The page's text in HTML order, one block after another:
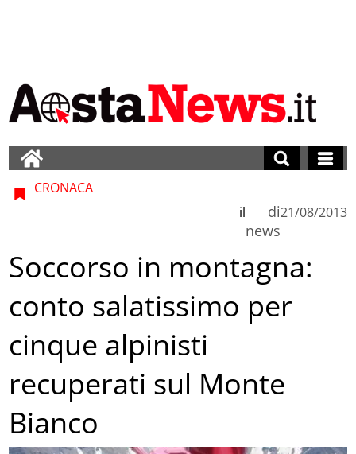
CRONACA
di
news
il 21/08/2013
Soccorso in montagna:
conto salatissimo per
cinque alpinisti
recuperati sul Monte
Bianco